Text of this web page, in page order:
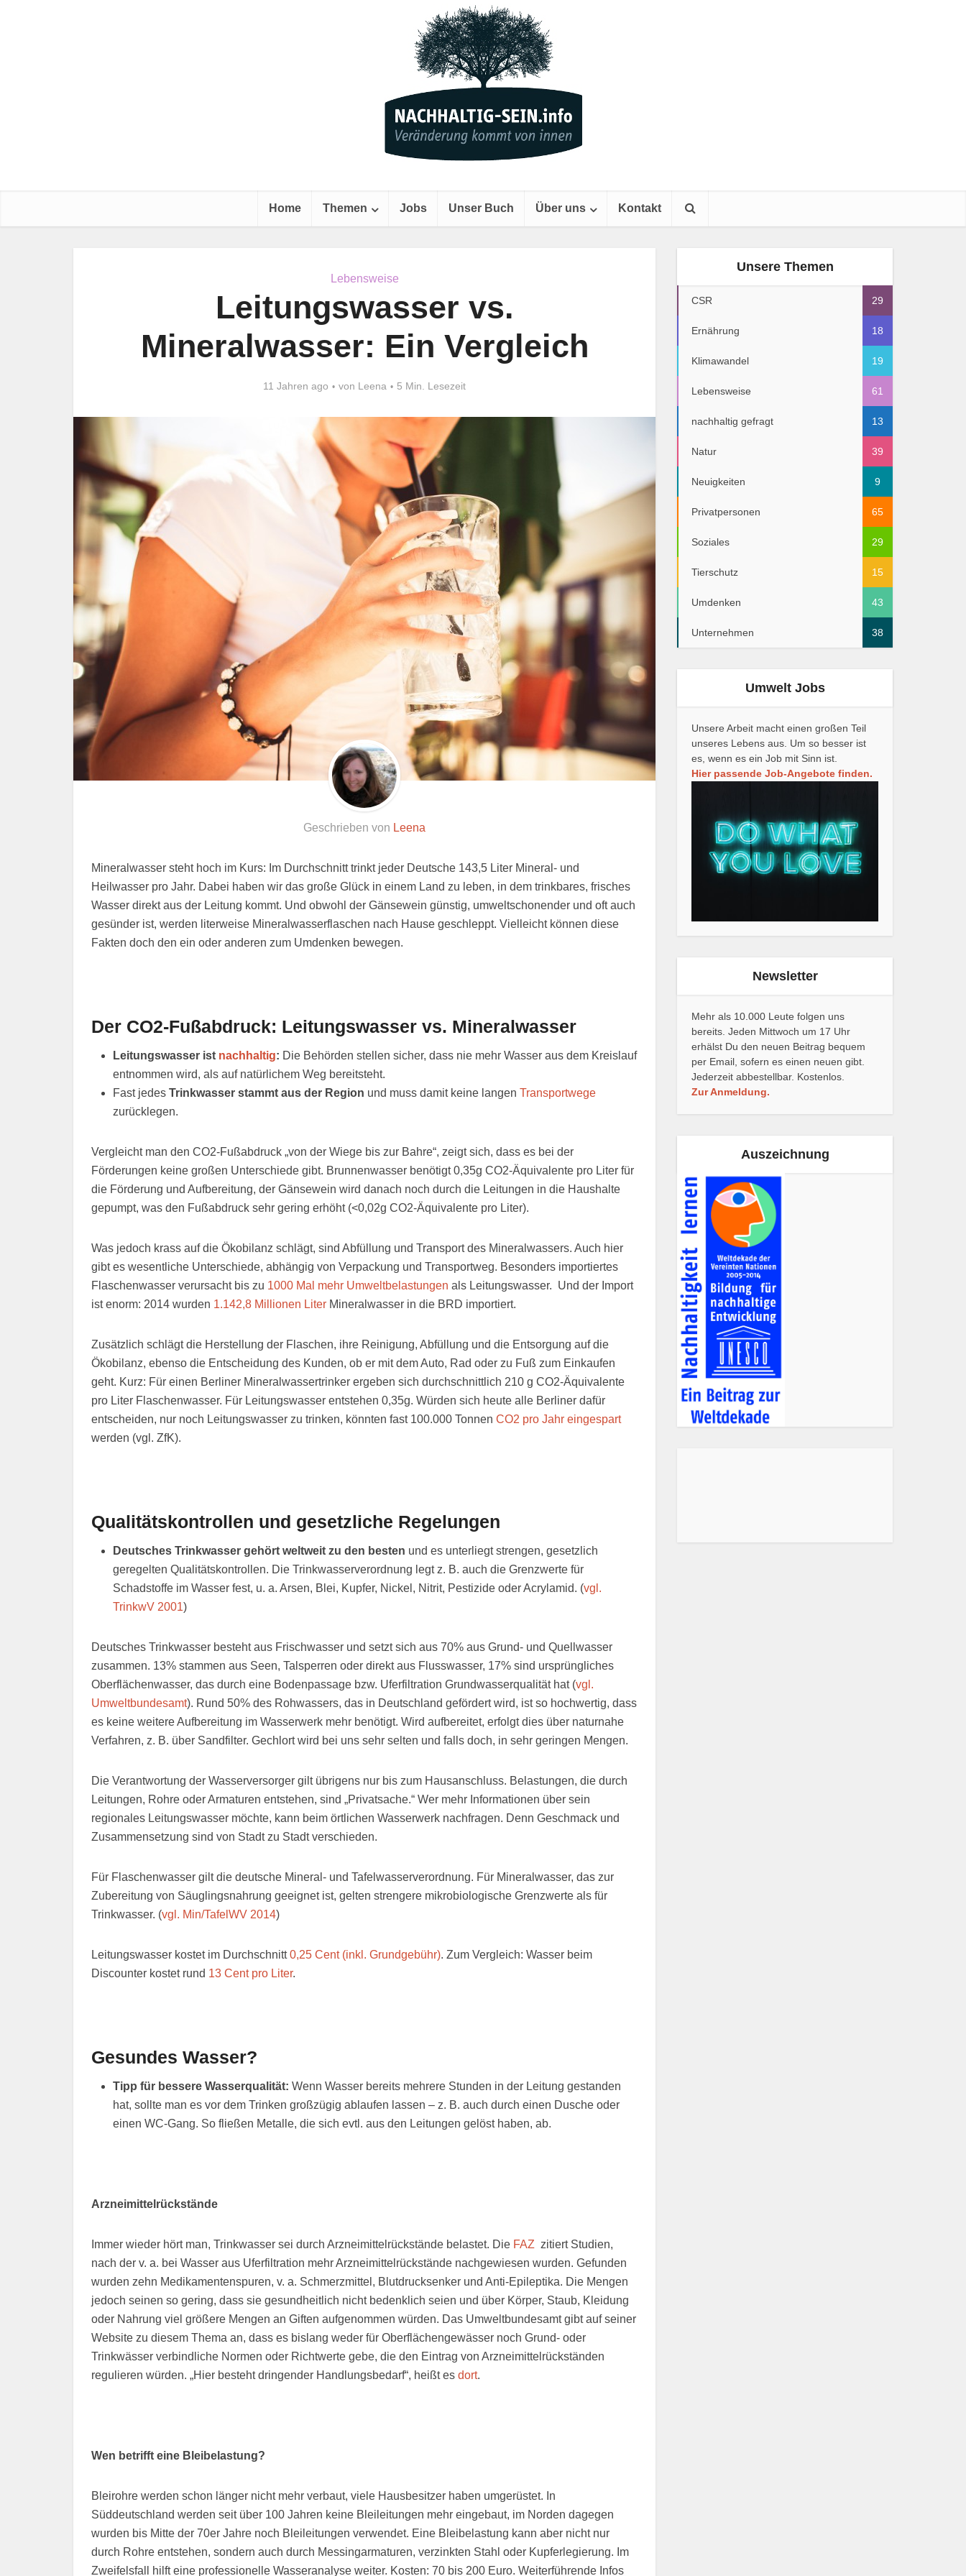
Home Themen Jobs Unser Buch Über uns Kontakt
Lebensweise
Leitungswasser vs.
Mineralwasser: Ein Vergleich
11 Jahren ago von Leena 5 Min. Lesezeit
Geschrieben von Leena
Mineralwasser steht hoch im Kurs: Im Durchschnitt trinkt jeder Deutsche 143,5 Liter Mineral- und
Heilwasser pro Jahr. Dabei haben wir das große Glück in einem Land zu leben, in dem trinkbares, frisches
Wasser direkt aus der Leitung kommt. Und obwohl der Gänsewein günstig, umweltschonender und oft auch
gesünder ist, werden literweise Mineralwasserflaschen nach Hause geschleppt. Vielleicht können diese
Fakten doch den ein oder anderen zum Umdenken bewegen.
Der CO2-Fußabdruck: Leitungswasser vs. Mineralwasser
Leitungswasser ist nachhaltig: Die Behörden stellen sicher, dass nie mehr Wasser aus dem Kreislauf
entnommen wird, als auf natürlichem Weg bereitsteht.
Fast jedes Trinkwasser stammt aus der Region und muss damit keine langen Transportwege
zurücklegen.
Vergleicht man den CO2-Fußabdruck „von der Wiege bis zur Bahre“, zeigt sich, dass es bei der
Förderungen keine großen Unterschiede gibt. Brunnenwasser benötigt 0,35g CO2-Äquivalente pro Liter für
die Förderung und Aufbereitung, der Gänsewein wird danach noch durch die Leitungen in die Haushalte
gepumpt, was den Fußabdruck sehr gering erhöht (<0,02g CO2-Äquivalente pro Liter).
Was jedoch krass auf die Ökobilanz schlägt, sind Abfüllung und Transport des Mineralwassers. Auch hier
gibt es wesentliche Unterschiede, abhängig von Verpackung und Transportweg. Besonders importiertes
Flaschenwasser verursacht bis zu 1000 Mal mehr Umweltbelastungen als Leitungswasser. Und der Import
ist enorm: 2014 wurden 1.142,8 Millionen Liter Mineralwasser in die BRD importiert.
Zusätzlich schlägt die Herstellung der Flaschen, ihre Reinigung, Abfüllung und die Entsorgung auf die
Ökobilanz, ebenso die Entscheidung des Kunden, ob er mit dem Auto, Rad oder zu Fuß zum Einkaufen
geht. Kurz: Für einen Berliner Mineralwassertrinker ergeben sich durchschnittlich 210 g CO2-Äquivalente
pro Liter Flaschenwasser. Für Leitungswasser entstehen 0,35g. Würden sich heute alle Berliner dafür
entscheiden, nur noch Leitungswasser zu trinken, könnten fast 100.000 Tonnen CO2 pro Jahr eingespart
werden (vgl. ZfK).
Qualitätskontrollen und gesetzliche Regelungen
Deutsches Trinkwasser gehört weltweit zu den besten und es unterliegt strengen, gesetzlich
geregelten Qualitätskontrollen. Die Trinkwasserverordnung legt z. B. auch die Grenzwerte für
Schadstoffe im Wasser fest, u. a. Arsen, Blei, Kupfer, Nickel, Nitrit, Pestizide oder Acrylamid. (vgl.
TrinkwV 2001)
Deutsches Trinkwasser besteht aus Frischwasser und setzt sich aus 70% aus Grund- und Quellwasser
zusammen. 13% stammen aus Seen, Talsperren oder direkt aus Flusswasser, 17% sind ursprüngliches
Oberflächenwasser, das durch eine Bodenpassage bzw. Uferfiltration Grundwasserqualität hat (vgl.
Umweltbundesamt). Rund 50% des Rohwassers, das in Deutschland gefördert wird, ist so hochwertig, dass
es keine weitere Aufbereitung im Wasserwerk mehr benötigt. Wird aufbereitet, erfolgt dies über naturnahe
Verfahren, z. B. über Sandfilter. Gechlort wird bei uns sehr selten und falls doch, in sehr geringen Mengen.
Die Verantwortung der Wasserversorger gilt übrigens nur bis zum Hausanschluss. Belastungen, die durch
Leitungen, Rohre oder Armaturen entstehen, sind „Privatsache.“ Wer mehr Informationen über sein
regionales Leitungswasser möchte, kann beim örtlichen Wasserwerk nachfragen. Denn Geschmack und
Zusammensetzung sind von Stadt zu Stadt verschieden.
Für Flaschenwasser gilt die deutsche Mineral- und Tafelwasserverordnung. Für Mineralwasser, das zur
Zubereitung von Säuglingsnahrung geeignet ist, gelten strengere mikrobiologische Grenzwerte als für
Trinkwasser. (vgl. Min/TafelWV 2014)
Leitungswasser kostet im Durchschnitt0,25 Cent (inkl. Grundgebühr). Zum Vergleich: Wasser beim
Discounter kostet rund 13 Cent pro Liter.
Gesundes Wasser?
Tipp für bessere Wasserqualität: Wenn Wasser bereits mehrere Stunden in der Leitung gestanden
hat, sollte man es vor dem Trinken großzügig ablaufen lassen – z. B. auch durch einen Dusche oder
einen WC-Gang. So fließen Metalle, die sich evtl. aus den Leitungen gelöst haben, ab.
Arzneimittelrückstände
Immer wieder hört man, Trinkwasser sei durch Arzneimittelrückstände belastet. Die FAZ zitiert Studien,
nach der v. a. bei Wasser aus Uferfiltration mehr Arzneimittelrückstände nachgewiesen wurden. Gefunden
wurden zehn Medikamentenspuren, v. a. Schmerzmittel, Blutdrucksenker und Anti-Epileptika. Die Mengen
jedoch seinen so gering, dass sie gesundheitlich nicht bedenklich seien und über Körper, Staub, Kleidung
oder Nahrung viel größere Mengen an Giften aufgenommen würden. Das Umweltbundesamt gibt auf seiner
Website zu diesem Thema an, dass es bislang weder für Oberflächengewässer noch Grund- oder
Trinkwässer verbindliche Normen oder Richtwerte gebe, die den Eintrag von Arzneimittelrückständen
regulieren würden. „Hier besteht dringender Handlungsbedarf“, heißt es dort.
Wen betrifft eine Bleibelastung?
Bleirohre werden schon länger nicht mehr verbaut, viele Hausbesitzer haben umgerüstet. In
Süddeutschland werden seit über 100 Jahren keine Bleileitungen mehr eingebaut, im Norden dagegen
wurden bis Mitte der 70er Jahre noch Bleileitungen verwendet. Eine Bleibelastung kann aber nicht nur
durch Rohre entstehen, sondern auch durch Messingarmaturen, verzinkten Stahl oder Kupferlegierung. Im
Zweifelsfall hilft eine professionelle Wasseranalyse weiter. Kosten: 70 bis 200 Euro. Weiterführende Infos
Unsere Themen
CSR 29
Ernährung 18
Klimawandel 19
Lebensweise 61
nachhaltig gefragt 13
Natur 39
Neuigkeiten 9
Privatpersonen 65
Soziales 29
Tierschutz 15
Umdenken 43
Unternehmen 38
Umwelt Jobs
Unsere Arbeit macht einen großen Teil
unseres Lebens aus. Um so besser ist
es, wenn es ein Job mit Sinn ist.
Hier passende Job-Angebote finden.
Newsletter
Mehr als 10.000 Leute folgen uns
bereits. Jeden Mittwoch um 17 Uhr
erhälst Du den neuen Beitrag bequem
per Email, sofern es einen neuen gibt.
Jederzeit abbestellbar. Kostenlos.
Zur Anmeldung.
Auszeichnung